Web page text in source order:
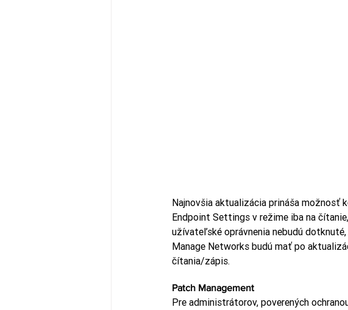
Najnovšia aktualizácia prináša možnosť
Endpoint Settings v režime iba na
užívateľské oprávnenia nebudú
Manage Networks budú mať po
čítania/zápis.
Patch Management
Pre administrátorov, poverených